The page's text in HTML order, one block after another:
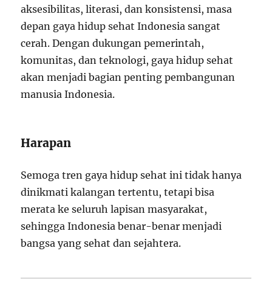
aksesibilitas, literasi, dan konsistensi, masa
depan gaya hidup sehat Indonesia sangat
cerah. Dengan dukungan pemerintah,
komunitas, dan teknologi, gaya hidup sehat
akan menjadi bagian penting pembangunan
manusia Indonesia.
Harapan
Semoga tren gaya hidup sehat ini tidak hanya
dinikmati kalangan tertentu, tetapi bisa
merata ke seluruh lapisan masyarakat,
sehingga Indonesia benar-benar menjadi
bangsa yang sehat dan sejahtera.